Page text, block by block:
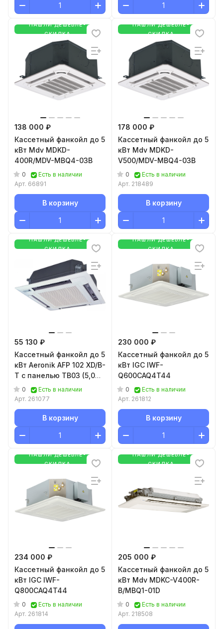
НАШЛИ ДЕШЕВЛЕ-
СКИДКА
138 000 ₽
Кассетный фанкойл до 5
кВт Mdv MDKD-
400R/MDV-MBQ4-03B
0
Есть в наличии
Арт. 66891
В корзину
НАШЛИ ДЕШЕВЛЕ-
СКИДКА
178 000 ₽
Кассетный фанкойл до 5
кВт Mdv MDKD-
V500/MDV-MBQ4-03B
0
Есть в наличии
Арт. 218489
В корзину
НАШЛИ ДЕШЕВЛЕ-
СКИДКА
55 130 ₽
Кассетный фанкойл до 5
кВт Aeronik AFP 102 XD/B-
T с панелью TB03 (5,0
кВт)
0
Есть в наличии
Арт. 261077
В корзину
НАШЛИ ДЕШЕВЛЕ-
СКИДКА
230 000 ₽
Кассетный фанкойл до 5
кВт IGC IWF-
Q600CAQ4T44
0
Есть в наличии
Арт. 261812
В корзину
НАШЛИ ДЕШЕВЛЕ-
СКИДКА
234 000 ₽
Кассетный фанкойл до 5
кВт IGC IWF-
Q800CAQ4T44
0
Есть в наличии
Арт. 261814
НАШЛИ ДЕШЕВЛЕ-
СКИДКА
205 000 ₽
Кассетный фанкойл до 5
кВт Mdv MDKC-V400R-
B/MBQ1-01D
0
Есть в наличии
Арт. 218508